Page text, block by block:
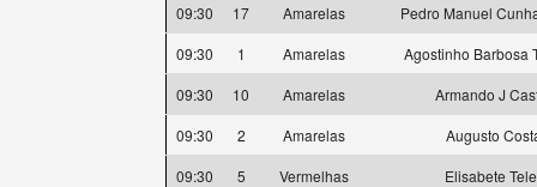
09:30
17 Amarelas
Pedro Manuel
09:30
1 Amarelas
Agostinho Barbosa
09:30
10 Amarelas
Armando J
09:30
2 Amarelas
Augusto
09:30
5 Vermelhas
Elisabete